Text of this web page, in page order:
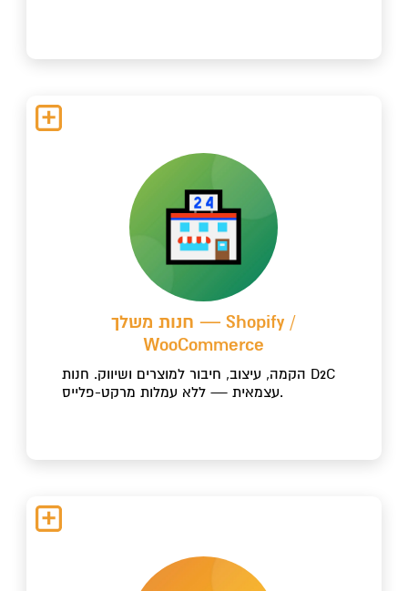
חנות משלך — Shopify /
WooCommerce
הקמה, עיצוב, חיבור למוצרים ושיווק. חנות D2C
עצמאית — ללא עמלות מרקט-פלייס.